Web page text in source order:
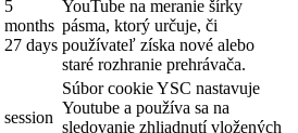
5
months
27 days
YouTube na meranie šírky
pásma, ktorý určuje, či
používateľ získa nové alebo
staré rozhranie prehrávača.
session
Súbor cookie YSC nastavuje
Youtube a používa sa na
sledovanie zhliadnutí vložených